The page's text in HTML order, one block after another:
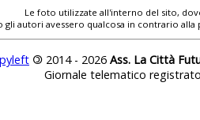
Le foto utilizzate all'interno del sito,
gli autori avessero qualcosa in contrario
© 2014 - 2026 Ass. La Città
Giornale telematico